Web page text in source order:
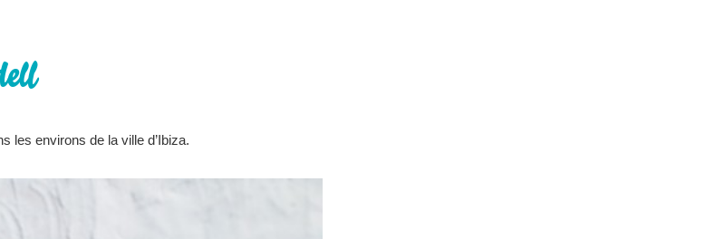
les environs de la ville d’Ibiza.